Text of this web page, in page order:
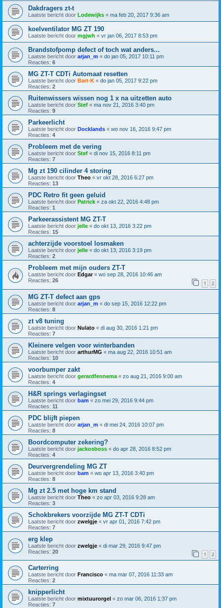
Dakdragers zt-t
Laatste bericht door Lodewijks « ma feb 20, 2017 9:36 am
koelventilator MG ZT 190
Laatste bericht door mgjwh « vr jan 06, 2017 8:53 pm
Brandstofpomp defect of toch wat anders...
Laatste bericht door arjan_m « do jan 05, 2017 10:11 pm
Reacties: 6
MG ZT-T CDTi Automaat resetten
Laatste bericht door Bart-K « do jan 05, 2017 9:22 pm
Reacties: 2
Ruitenwissers wissen nog 1 x na uitzetten auto
Laatste bericht door Stef « ma nov 21, 2016 3:40 pm
Reacties: 9
Parkeerlicht
Laatste bericht door Docklands « wo nov 16, 2016 9:47 pm
Reacties: 4
Probleem met de vering
Laatste bericht door Stef « di nov 15, 2016 8:11 pm
Reacties: 7
Mg zt 190 cilinder 4 storing
Laatste bericht door Theo « vr okt 28, 2016 6:27 pm
Reacties: 13
PDC Retro fit geen geluid
Laatste bericht door Patrick « za okt 22, 2016 4:48 pm
Reacties: 1
Parkeerassistent MG ZT-T
Laatste bericht door jelle « do okt 13, 2016 3:22 pm
Reacties: 15
achterzijde voorstoel losmaken
Laatste bericht door jelle « do okt 13, 2016 3:19 pm
Reacties: 2
Probleem met mijn ouders ZT-T
Laatste bericht door Edgar« wo sep 28, 2016 10:46 am
Reacties: 26 1 2
MG ZT-T defect aan gps
Laatste bericht door arjan_m « do sep 15, 2016 12:22 pm
Reacties: 8
zt v8 tuning
Laatste bericht door Nulato « di aug 30, 2016 1:21 pm
Reacties: 7
Kleinere velgen voor winterbanden
Laatste bericht door arthurMG « ma aug 22, 2016 10:51 am
Reacties: 10
voorbumper zakt
Laatste bericht door gerardfennema « zo aug 21, 2016 9:00 am
Reacties: 4
H&R springs verlagingset
Laatste bericht door bam « zo mei 29, 2016 9:44 pm
Reacties: 11
PDC blijft piepen
Laatste bericht door arjan_m « di mei 24, 2016 10:07 pm
Reacties: 8
Boordcomputer zekering?
Laatste bericht door jackosboss « do apr 28, 2016 8:52 pm
Reacties: 4
Deurvergrendeling MG ZT
Laatste bericht door bam « wo apr 13, 2016 3:40 pm
Reacties: 8
Mg zt 2.5 met hoge km stand
Laatste bericht door Theo « zo apr 03, 2016 9:28 am
Reacties: 3
Schokbrekers voorzijde MG ZT-T CDTi
Laatste bericht door zwelgje « vr apr 01, 2016 7:42 pm
Reacties: 7
erg klep
Laatste bericht door zwelgje « di mar 29, 2016 9:47 pm
Reacties: 20 1 2
Carterring
Laatste bericht door Francisco « ma mar 07, 2016 11:33 am
Reacties: 2
knipperlicht
Laatste bericht door mixtuurorgel « zo mar 06, 2016 1:37 pm
Reacties: 7